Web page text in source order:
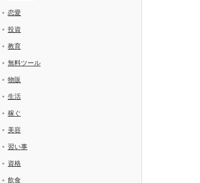
恋愛
投資
教育
無料ツール
物販
生活
稼ぐ
美容
習い事
資格
飲食